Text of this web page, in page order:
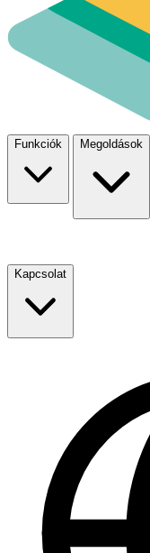
Funkciók Megoldások
Kapcsolat